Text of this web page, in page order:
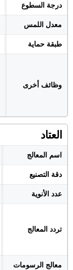
درجة السطوع
معدل اللمس
طبقة حماية
وظائف أخرى
العتاد
اسم المعالج
دقة التصنيع
عدد الأنوية
تردد المعالج
معالج الرسومات